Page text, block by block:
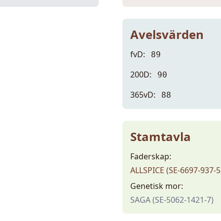
Avelsvärden
fvD: 89
200D: 90
365vD: 88
Stamtavla
Faderskap:
ALLSPICE (SE-6697-937-
Genetisk mor:
SAGA (SE-5062-1421-7)